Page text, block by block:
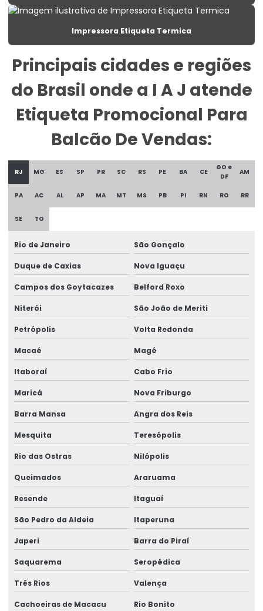
Etiqueta Para Balança Com Peso E Preço
Etiqueta Para Congelados Em Supermercados
Etiqueta Para Gondolas De Supermercado
Etiqueta Para Produtos Congelados
Etiqueta Para Roupas Personalizadas
Etiqueta Promocional Para Balcão De Vendas
Etiqueta Térmica Para Impressora Térmica
Etiqueta Termo Transfer Para Impressoras
Etiquetas Adesivas
Etiquetas Adesivas Com Acabamento Especializado
Etiquetas Adesivas Couchê
Etiquetas Adesivas Couchê Fosco
Etiquetas Adesivas De Alta Resolução
Etiquetas Adesivas De Impressão Digital
Etiquetas Adesivas De Papel E Plástico
Etiquetas Adesivas Em Bopp
Etiquetas Adesivas Em Diferentes Materiais
Etiquetas Adesivas Metalizadas Para Produtos
Etiquetas Adesivas Metalizadas Personalizadas
Etiquetas Adesivas Para Embalagens Comerciais
Impressora Etiqueta Termica
Principais cidades e regiões
do Brasil onde a I A J atende
Etiqueta Promocional Para
Balcão De Vendas:
RJ MG ES SP PR SC RS PE BA CE
GO e
DF
AM
PA AC AL AP MA MT MS PB PI RN RO RR
SE TO
Rio de Janeiro São Gonçalo
Duque de Caxias Nova Iguaçu
Campos dos Goytacazes Belford Roxo
Niterói São João de Meriti
Petrópolis Volta Redonda
Macaé Magé
Itaboraí Cabo Frio
Maricá Nova Friburgo
Barra Mansa Angra dos Reis
Mesquita Teresópolis
Rio das Ostras Nilópolis
Queimados Araruama
Resende Itaguaí
São Pedro da Aldeia Itaperuna
Japeri Barra do Piraí
Saquarema Seropédica
Três Rios Valença
Cachoeiras de Macacu Rio Bonito